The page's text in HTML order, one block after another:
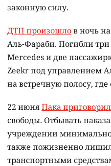
законную силу.
ДТП произошлов ночь
Аль-Фараби. Погибли три
Mercedes и две
Zeekr под управлением
на встречную полосу, где
22 июняПака
свободы. Отбывать
учреждении
также пожизненно
транспортными